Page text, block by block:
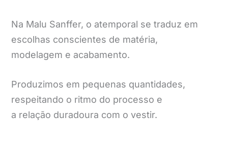
Na Malu Sanffer, o atemporal se traduz em
escolhas conscientes de matéria,
modelagem e acabamento.
Produzimos em pequenas quantidades,
respeitando o ritmo do processo e
a relação duradoura com o vestir.